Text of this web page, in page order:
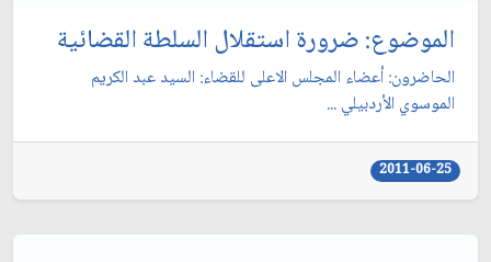
الموضوع: ضرورة استقلال السلطة القضائية
الحاضرون: أعضاء المجلس الاعلى للقضاء: السيد عبد الكريم
الموسوي الأردبيلي ...
2011-06-25